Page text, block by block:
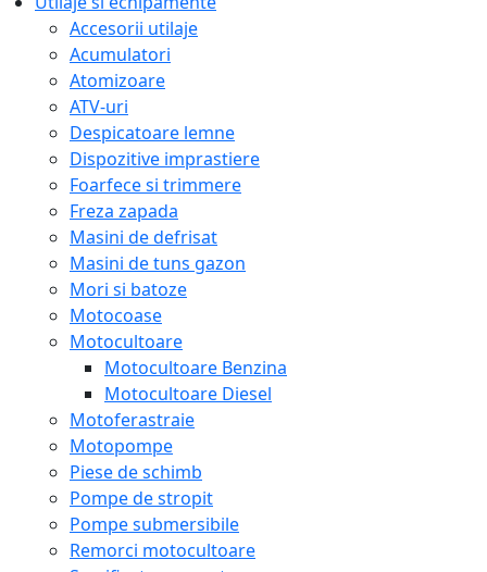
Accesorii utilaje
Acumulatori
Atomizoare
ATV-uri
Despicatoare lemne
Dispozitive imprastiere
Foarfece si trimmere
Freza zapada
Masini de defrisat
Masini de tuns gazon
Mori si batoze
Motocoase
Motocultoare
Motocultoare Benzina
Motocultoare Diesel
Motoferastraie
Motopompe
Piese de schimb
Pompe de stropit
Pompe submersibile
Remorci motocultoare